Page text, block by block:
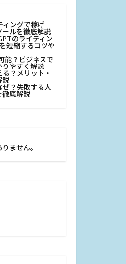
ィングで稼げ
ールを徹底解説
のライティン
短縮するコツや
能？ビジネスで
りやすく解説
？メリット・
説
？失敗する人
徹底解説
ません。